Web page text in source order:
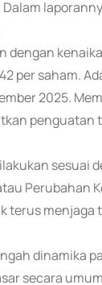
dengan
per saham.
2025.
penguatan
sesuai
Perubahan
terus
dinamika
secara